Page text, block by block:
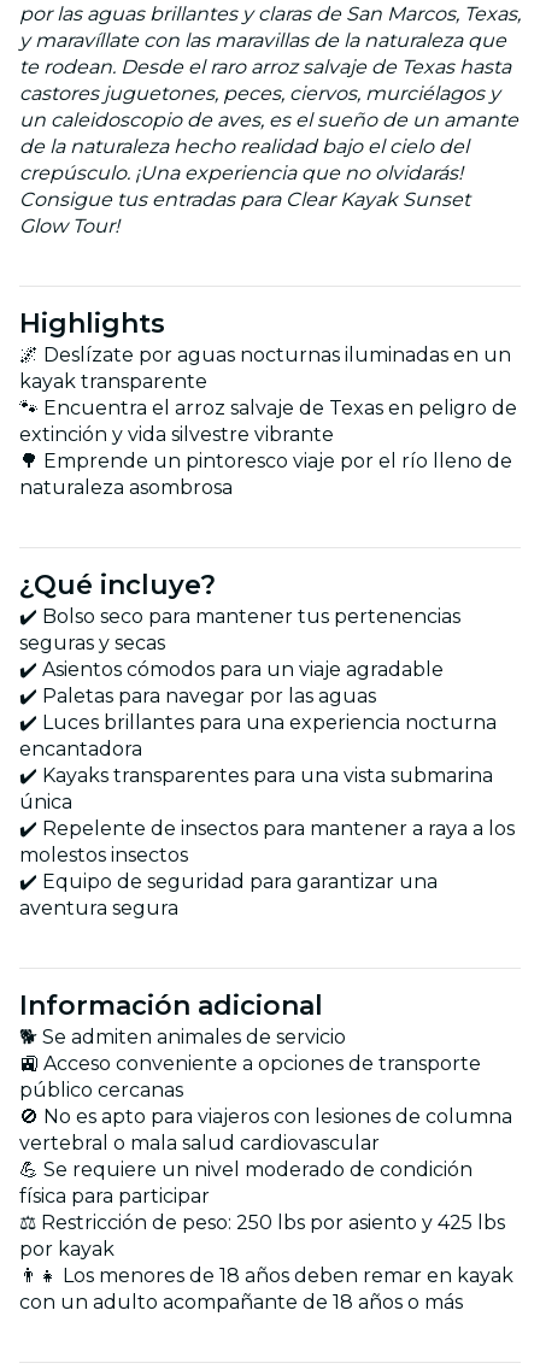
por las aguas brillantes y claras de San Marcos, Texas,
y maravíllate con las maravillas de la naturaleza que
te rodean. Desde el raro arroz salvaje de Texas hasta
castores juguetones, peces, ciervos, murciélagos y
un caleidoscopio de aves, es el sueño de un amante
de la naturaleza hecho realidad bajo el cielo del
crepúsculo. ¡Una experiencia que no olvidarás!
Consigue tus entradas para Clear Kayak Sunset
Glow Tour!
Highlights
🌌 Deslízate por aguas nocturnas iluminadas en un
kayak transparente
🐾 Encuentra el arroz salvaje de Texas en peligro de
extinción y vida silvestre vibrante
🌳 Emprende un pintoresco viaje por el río lleno de
naturaleza asombrosa
¿Qué incluye?
✔️ Bolso seco para mantener tus pertenencias
seguras y secas
✔️ Asientos cómodos para un viaje agradable
✔️ Paletas para navegar por las aguas
✔️ Luces brillantes para una experiencia nocturna
encantadora
✔️ Kayaks transparentes para una vista submarina
única
✔️ Repelente de insectos para mantener a raya a los
molestos insectos
✔️ Equipo de seguridad para garantizar una
aventura segura
Información adicional
🐕 Se admiten animales de servicio
🚉 Acceso conveniente a opciones de transporte
público cercanas
🚫 No es apto para viajeros con lesiones de columna
vertebral o mala salud cardiovascular
💪 Se requiere un nivel moderado de condición
física para participar
⚖️ Restricción de peso: 250 lbs por asiento y 425 lbs
por kayak
👨‍👧 Los menores de 18 años deben remar en kayak
con un adulto acompañante de 18 años o más